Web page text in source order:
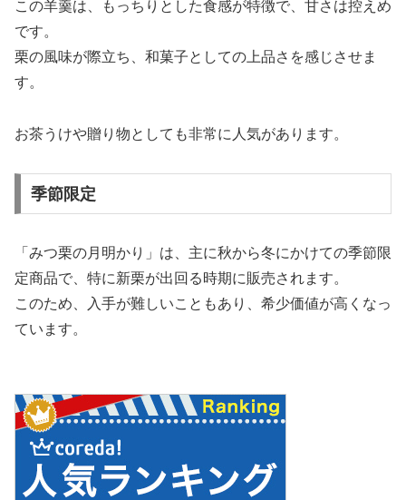
この羊羹は、もっちりとした食感が特徴で、甘さは控えめ
です。
栗の風味が際立ち、和菓子としての上品さを感じさせま
す。
お茶うけや贈り物としても非常に人気があります。
季節限定
「みつ栗の月明かり」は、主に秋から冬にかけての季節限
定商品で、特に新栗が出回る時期に販売されます。
このため、入手が難しいこともあり、希少価値が高くなっ
ています。